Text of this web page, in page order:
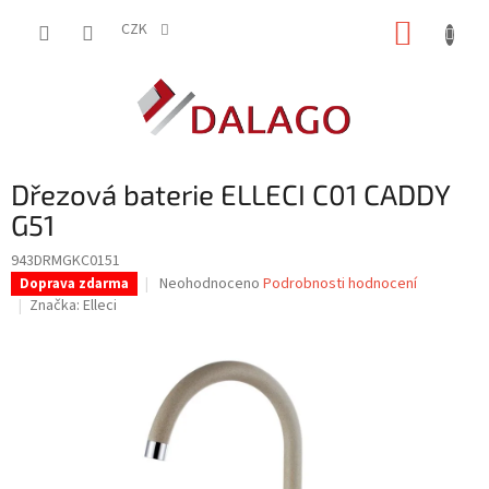
CZK
Dřezová baterie ELLECI C01 CADDY
G51
943DRMGKC0151
Doprava zdarma
Průměrné
5
hvězdiček.
Neohodnoceno Podrobnosti hodnocení
Značka: Elleci